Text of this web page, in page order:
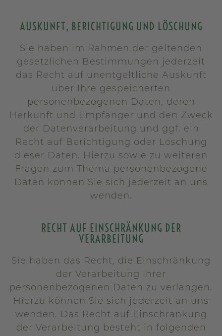
AUSKUNFT, BERICHTIGUNG UND LÖSCHUNG
Sie haben im Rahmen der geltenden
gesetzlichen Bestimmungen jederzeit
das Recht auf unentgeltliche Auskunft
über Ihre gespeicherten
personenbezogenen Daten, deren
Herkunft und Empfänger und den Zweck
der Datenverarbeitung und ggf. ein
Recht auf Berichtigung oder Löschung
dieser Daten. Hierzu sowie zu weiteren
Fragen zum Thema personenbezogene
Daten können Sie sich jederzeit an uns
wenden.
RECHT AUF EINSCHRÄNKUNG DER
VERARBEITUNG
Sie haben das Recht, die Einschränkung
der Verarbeitung Ihrer
personenbezogenen Daten zu verlangen.
Hierzu können Sie sich jederzeit an uns
wenden. Das Recht auf Einschränkung
der Verarbeitung besteht in folgenden